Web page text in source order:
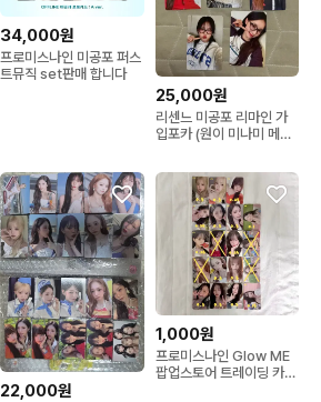
34,000원
프로미스나인 미공포 퍼스
트뮤직 set판매 합니다
25,000원
리센느 미공포 리마인 가
입포카 (원이 미나미 메이
22,000원
1,000원
프로미스나인 Glow ME
팝업스토어 트레이딩 카드